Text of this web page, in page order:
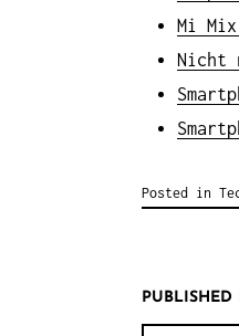
Mi
Nicht
Posted in
PUBLISHED